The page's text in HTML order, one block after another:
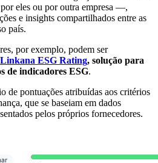
eles ou por outra empresa —,
e insights compartilhados entre as
país.
por exemplo, podem ser
Linkana ESG Rating, solução para
de indicadores ESG.
de pontuações atribuídas aos critérios
que se baseiam em dados
pelos próprios fornecedores.